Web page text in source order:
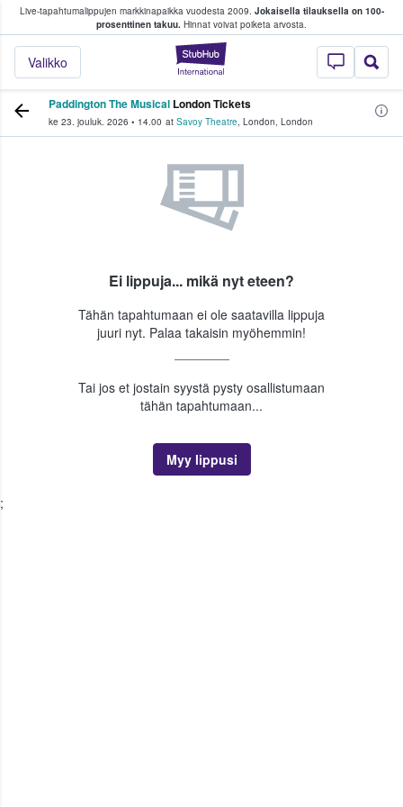
Live-tapahtumalippujen markkinapaikka vuodesta 2009. Jokaisella tilauksella on 100-
prosenttinen takuu. Hinnat voivat poiketa arvosta.
StubHub -
Valikko
fanit ostavat ja myyvät lippuja
Paddington The Musical London Tickets
ke 23. jouluk. 2026 • 14.00 at Savoy Theatre, London, London
Ei lippuja... mikä nyt eteen?
Tähän tapahtumaan ei ole saatavilla lippuja
juuri nyt. Palaa takaisin myöhemmin!
Tai jos et jostain syystä pysty osallistumaan
tähän tapahtumaan...
Myy lippusi
;